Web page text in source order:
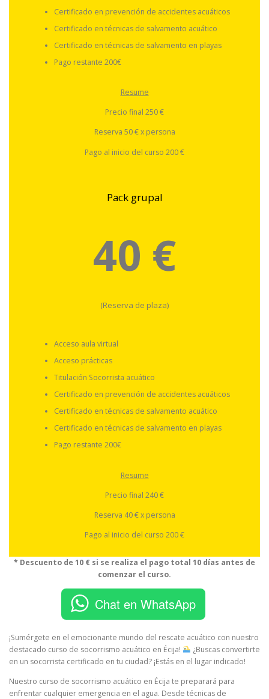
Certificado en prevención de accidentes acuáticos
Certificado en técnicas de salvamento acuático
Certificado en técnicas de salvamento en playas
Pago restante 200€
Resume
Precio final 250 €
Reserva 50 € x persona
Pago al inicio del curso 200 €
Pack grupal
40 €
(Reserva de plaza)
Acceso aula virtual
Acceso prácticas
Titulación Socorrista acuático
Certificado en prevención de accidentes acuáticos
Certificado en técnicas de salvamento acuático
Certificado en técnicas de salvamento en playas
Pago restante 200€
Resume
Precio final 240 €
Reserva 40 € x persona
Pago al inicio del curso 200 €
* Descuento de 10 € si se realiza el pago total 10 días antes de
comenzar el curso.
Chat en WhatsApp
¡Sumérgete en el emocionante mundo del rescate acuático con nuestro
destacado curso de socorrismo acuático en Écija!
¿Buscas convertirte
en un socorrista certificado en tu ciudad? ¡Estás en el lugar indicado!
Nuestro curso de socorrismo acuático en Écija te preparará para
enfrentar cualquier emergencia en el agua. Desde técnicas de